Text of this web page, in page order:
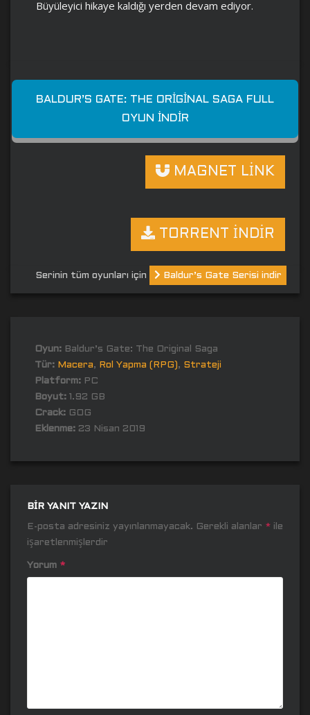
Büyüleyici hikaye kaldığı yerden devam ediyor.
BALDUR’S GATE: THE ORIGINAL SAGA FULL
OYUN İNDIR
MAGNET LİNK
TORRENT İNDİR
Serinin tüm oyunları için Baldur’s Gate Serisi indir
Oyun: Baldur’s Gate: The Original Saga
Tür: Macera, Rol Yapma (RPG), Strateji
Platform: PC
Boyut: 1.92 GB
Crack: GOG
Eklenme: 23 Nisan 2019
BIR YANIT YAZIN
E-posta adresiniz yayınlanmayacak. Gerekli alanlar * ile
işaretlenmişlerdir
Yorum *